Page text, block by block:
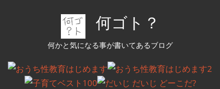
ツ
何ゴト？
何かと気になる事が書いてあるブログ